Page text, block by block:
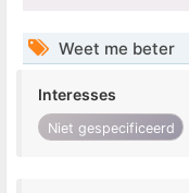
Weet me beter
Interesses
Niet gespecificeerd